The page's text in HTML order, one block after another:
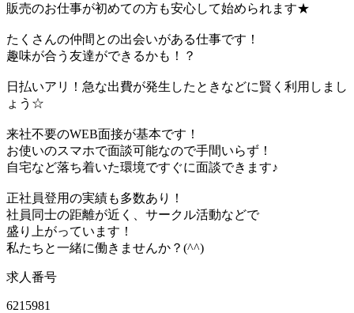
販売のお仕事が初めての方も安心して始められます★
たくさんの仲間との出会いがある仕事です！
趣味が合う友達ができるかも！？
日払いアリ！急な出費が発生したときなどに賢く利用しまし
ょう☆
来社不要のWEB面接が基本です！
お使いのスマホで面談可能なので手間いらず！
自宅など落ち着いた環境ですぐに面談できます♪
正社員登用の実績も多数あり！
社員同士の距離が近く、サークル活動などで
盛り上がっています！
私たちと一緒に働きませんか？(^^)
求人番号
6215981